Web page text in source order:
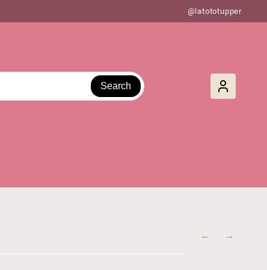
@latototupper
Search
← →